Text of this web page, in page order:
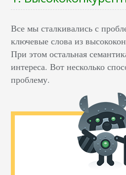
Все мы сталкивались с
ключевые слова из
При этом остальная
интереса. Вот несколько
проблему.